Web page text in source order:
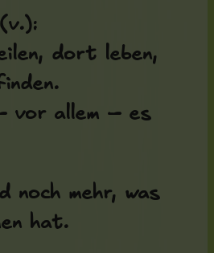
dort leben,
vor allem – es
noch mehr, was
hat.